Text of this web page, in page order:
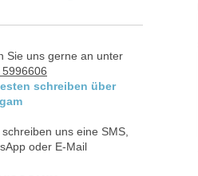
Sie uns gerne an unter
schreiben über
uns eine SMS,
oder E-Mail